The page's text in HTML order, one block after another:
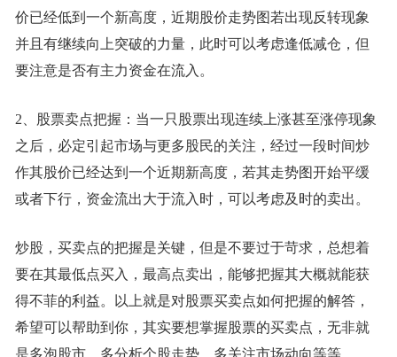
价已经低到一个新高度，近期股价走势图若出现反转现象
并且有继续向上突破的力量，此时可以考虑逢低减仓，但
要注意是否有主力资金在流入。
2、股票卖点把握：当一只股票出现连续上涨甚至涨停现象
之后，必定引起市场与更多股民的关注，经过一段时间炒
作其股价已经达到一个近期新高度，若其走势图开始平缓
或者下行，资金流出大于流入时，可以考虑及时的卖出。
炒股，买卖点的把握是关键，但是不要过于苛求，总想着
要在其最低点买入，最高点卖出，能够把握其大概就能获
得不菲的利益。以上就是对股票买卖点如何把握的解答，
希望可以帮助到你，其实要想掌握股票的买卖点，无非就
是多泡股市，多分析个股走势，多关注市场动向等等。